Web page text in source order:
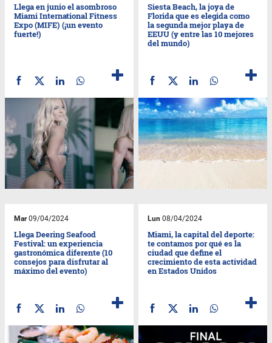
Llega en junio el asombroso
Miami International Fitness
Expo (MIFE) (¡un evento
fuerte!)
Siesta Beach, la joya de
Florida que es elegida como
la segunda mejor playa de
EEUU (y entre las 10 mejores
del mundo)
Mar09/04/2024
Llega Deering Seafood
Festival: un experiencia
gastronómica diferente (10
consejos para disfrutar al
máximo del evento)
Lun 08/04/2024
Miami, la capital del deporte:
te contamos por qué es la
ciudad que define el
crecimiento de esta actividad
en Estados Unidos